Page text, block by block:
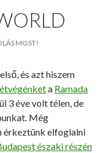
MOST!
és azt hiszem
a Ramada
3 éve volt télen, de
Még
érkeztünk elfoglalni
északi részén